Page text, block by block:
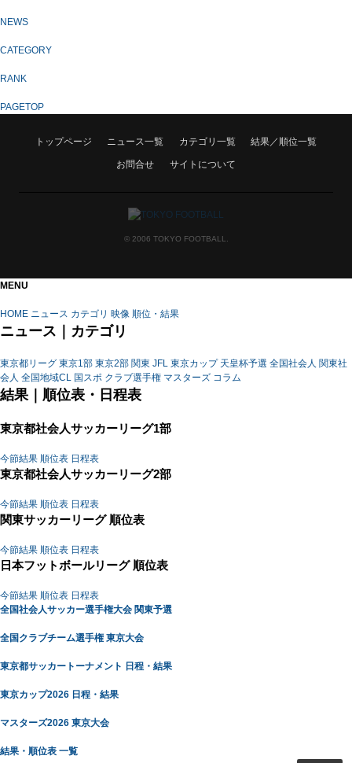
NEWS
CATEGORY
RANK
PAGETOP
トップページ ニュース一覧 カテゴリ一覧 結果／順位一覧
お問合せ サイトについて
© 2006 TOKYO FOOTBALL.
MENU
HOME ニュース カテゴリ 映像 順位・結果
ニュース｜カテゴリ
東京都リーグ 東京1部 東京2部 関東 JFL 東京カップ 天皇杯予選 全国社会人 関東社
会人 全国地域CL 国スポ クラブ選手権 マスターズ コラム
結果｜順位表・日程表
東京都社会人サッカーリーグ1部
今節結果 順位表 日程表
東京都社会人サッカーリーグ2部
今節結果 順位表 日程表
関東サッカーリーグ 順位表
今節結果 順位表 日程表
日本フットボールリーグ 順位表
今節結果 順位表 日程表
全国社会人サッカー選手権大会 関東予選
全国クラブチーム選手権 東京大会
東京都サッカートーナメント 日程・結果
東京カップ2026 日程・結果
マスターズ2026 東京大会
結果・順位表 一覧